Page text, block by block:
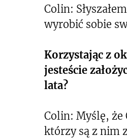
Colin:
wyrobić sobie
Korzystając z
jesteście
lata?
Colin: Myślę, że
którzy są z nim